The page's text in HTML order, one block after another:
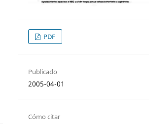
PDF
Publicado
2005-04-01
Cómo citar